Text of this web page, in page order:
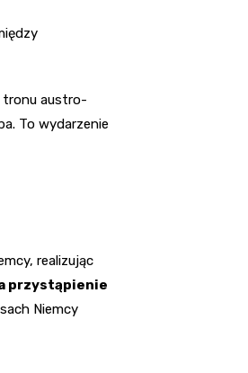
tronu austro-
To wydarzenie
realizując
przystąpienie
Niemcy